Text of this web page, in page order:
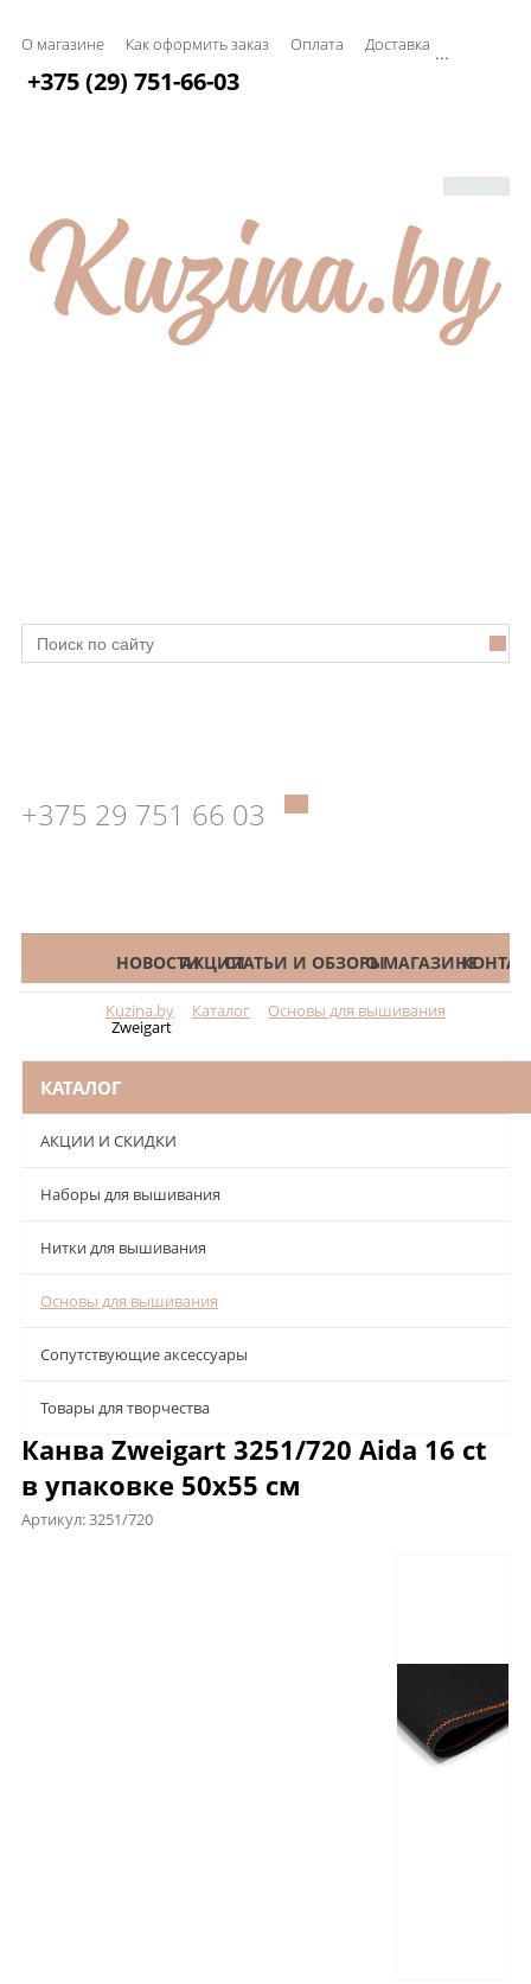
О магазине Как оформить заказ Оплата Доставка ...
+375 (29) 751-66-03
+375 29 751 66 03
КАТАЛОГНОВОСТИАКЦИИСТАТЬИ И ОБЗОРЫО МАГАЗИНЕ
Kuzina.by Каталог Основы для вышивания
Zweigart
КАТАЛОГ
АКЦИИ И СКИДКИ
Наборы для вышивания
Нитки для вышивания
Основы для вышивания
Сопутствующие аксессуары
Товары для творчества
Канва Zweigart 3251/720 Aida 16 ct
в упаковке 50х55 см
Артикул:3251/720